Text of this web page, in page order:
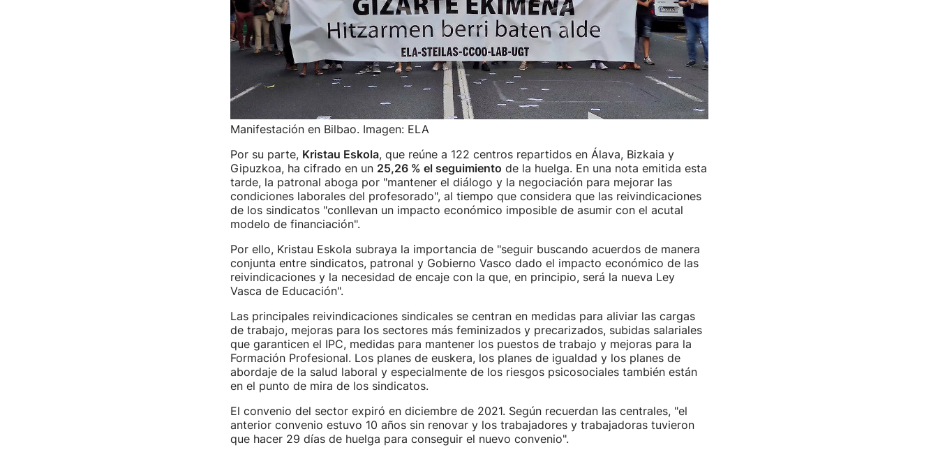
Manifestación en Bilbao. Imagen: ELA
Por su parte, Kristau Eskola, que reúne a 122 centros repartidos en Álava, Bizkaia y
Gipuzkoa, ha cifrado en un 25,26 % el seguimiento de la huelga. En una nota emitida esta
tarde, la patronal aboga por "mantener el diálogo y la negociación para mejorar las
condiciones laborales del profesorado", al tiempo que considera que las reivindicaciones
de los sindicatos "conllevan un impacto económico imposible de asumir con el acutal
modelo de financiación".
Por ello, Kristau Eskola subraya la importancia de "seguir buscando acuerdos de manera
conjunta entre sindicatos, patronal y Gobierno Vasco dado el impacto económico de las
reivindicaciones y la necesidad de encaje con la que, en principio, será la nueva Ley
Vasca de Educación".
Las principales reivindicaciones sindicales se centran en medidas para aliviar las cargas
de trabajo, mejoras para los sectores más feminizados y precarizados, subidas salariales
que garanticen el IPC, medidas para mantener los puestos de trabajo y mejoras para la
Formación Profesional. Los planes de euskera, los planes de igualdad y los planes de
abordaje de la salud laboral y especialmente de los riesgos psicosociales también están
en el punto de mira de los sindicatos.
El convenio del sector expiró en diciembre de 2021. Según recuerdan las centrales, "el
anterior convenio estuvo 10 años sin renovar y los trabajadores y trabajadoras tuvieron
que hacer 29 días de huelga para conseguir el nuevo convenio".